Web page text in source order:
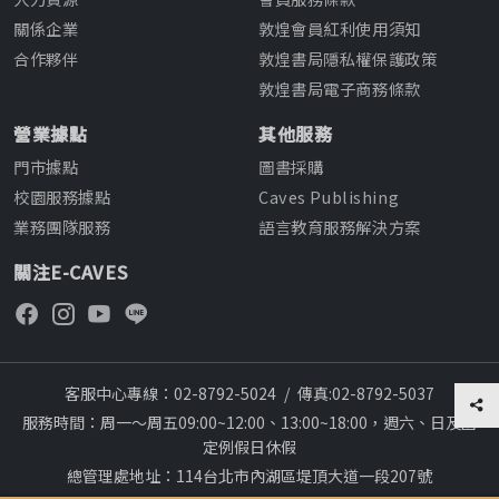
關係企業
合作夥伴
敦煌會員紅利使用須知
敦煌書局隱私權保護政策
敦煌書局電子商務條款
營業據點
門市據點
校園服務據點
業務團隊服務
其他服務
圖書採購
Caves Publishing
語言教育服務解決方案
關注E-CAVES
客服中心專線：02-8792-5024 / 傳真:02-8792-5037
服務時間：周一～周五09:00~12:00、13:00~18:00，週六、日及國
定例假日休假
總管理處地址：114台北市內湖區堤頂大道一段207號